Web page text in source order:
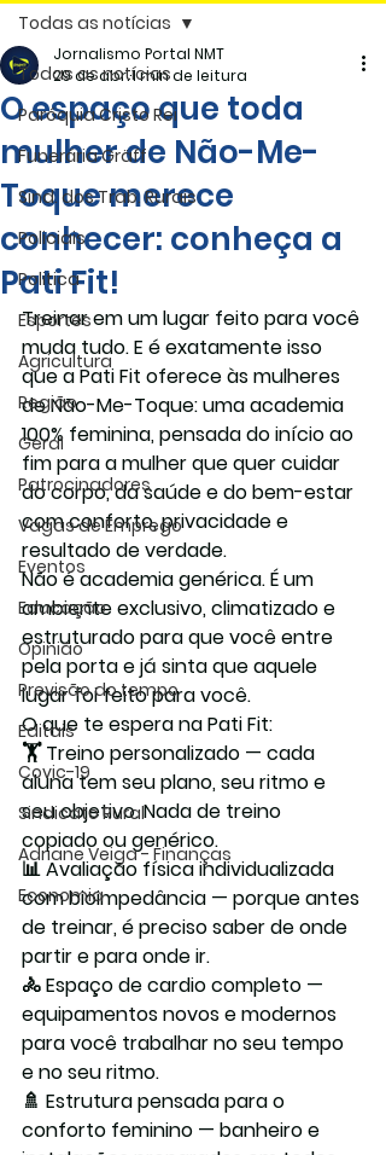
Todas as notícias
Paróquia Cristo Rei
Funerária Gräff
Sind. dos Trab. Rurais
Policiais
Politica
Esportes
Agricultura
Região
Geral
Patrocinadores
Vagas de Emprego
Eventos
Educação
Opinião
Previsão do tempo
Editais
Covic-19
Sindicato Rural
Adriane Veiga - Finanças
Economia
Todas as notícias
O espaço que toda
mulher de Não-Me-
Toque merece
conhecer: conheça a
Pati Fit!
Jornalismo Portal NMT
29 de abr.1 min de leitura
Treinar em um lugar feito para você
muda tudo. E é exatamente isso
que a Pati Fit oferece às mulheres
de Não-Me-Toque: uma academia
100% feminina, pensada do início ao
fim para a mulher que quer cuidar
do corpo, da saúde e do bem-estar
com conforto, privacidade e
resultado de verdade.
Não é academia genérica. É um
ambiente exclusivo, climatizado e
estruturado para que você entre
pela porta e já sinta que aquele
lugar foi feito para você.
O que te espera na Pati Fit:
🏋️ Treino personalizado — cada
aluna tem seu plano, seu ritmo e
seu objetivo. Nada de treino
copiado ou genérico.
📊 Avaliação física individualizada
com bioimpedância — porque antes
de treinar, é preciso saber de onde
partir e para onde ir.
🚴 Espaço de cardio completo —
equipamentos novos e modernos
para você trabalhar no seu tempo
e no seu ritmo.
🚿 Estrutura pensada para o
conforto feminino — banheiro e